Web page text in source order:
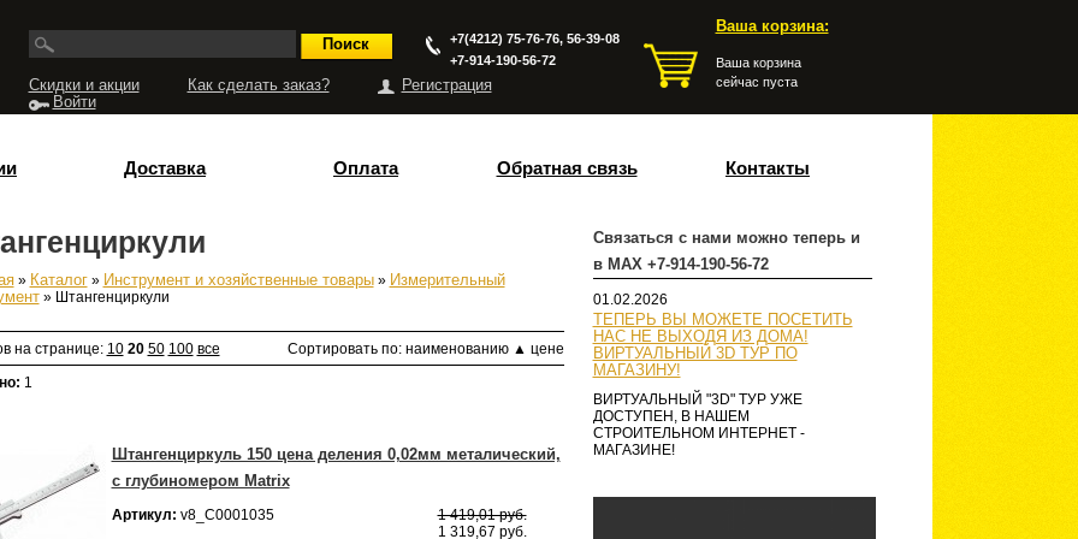
Ваша корзина:
Ваша корзина
сейчас пуста
+7(4212) 75-76-76, 56-39-08
+7-914-190-56-72
Скидки и акции Как сделать заказ?
Регистрация
Войти
Доставка Оплата Обратная связь Контакты
Связаться с нами можно теперь и
в MAX +7-914-190-56-72
01.02.2026
ТЕПЕРЬ ВЫ МОЖЕТЕ ПОСЕТИТЬ
НАС НЕ ВЫХОДЯ ИЗ ДОМА!
ВИРТУАЛЬНЫЙ 3D ТУР ПО
МАГАЗИНУ!
ВИРТУАЛЬНЫЙ "3D" ТУР УЖЕ
ДОСТУПЕН, В НАШЕМ
СТРОИТЕЛЬНОМ ИНТЕРНЕТ -
МАГАЗИНЕ!
» Каталог» Инструмент и хозяйственные товары» Измерительный
» Штангенциркули
на странице: 10 20 50 100 все Сортировать по: наименованию ▲ цене
1
Штангенциркуль 150 цена деления 0,02мм металический,
с глубиномером Matrix
Артикул: v8_С0001035
1 419,01 руб.
1 319,67 руб.